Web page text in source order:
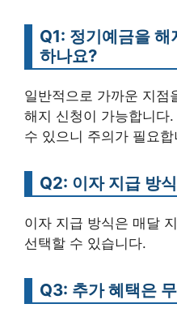
Q1: 정기예금을 해
하나요?
일반적으로 가까운 지점
해지 신청이 가능합니다
수 있으니 주의가 필요합
Q2: 이자 지급 방
이자 지급 방식은 매달
선택할 수 있습니다.
Q3: 추가 혜택은